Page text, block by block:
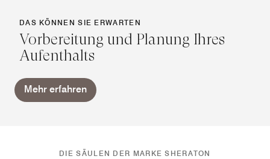
DAS KÖNNEN SIE ERWARTEN
Vorbereitung und Planung Ihres
Aufenthalts
Mehr erfahren
DIE SÄULEN DER MARKE SHERATON